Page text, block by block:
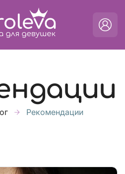
Рекомендации